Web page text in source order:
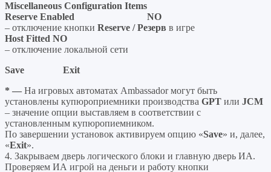
Miscellaneous Configuration Items
Reserve Enabled NO
– отключение кнопки Reserve /Резерв в игре
HostFitted NO
– отключение локальной сети
Save Exit
* — На игровых автоматах Ambassador могут быть
установлены купюроприемники производства GPT или JCM
– значение опции выставляем в соответствии с
установленным купюропиемником.
По завершении установок активируем опцию «Save» и, далее,
«Exit».
4. Закрываем дверь логического блоки и главную дверь ИА.
Проверяем ИА игрой на деньги и работу кнопки